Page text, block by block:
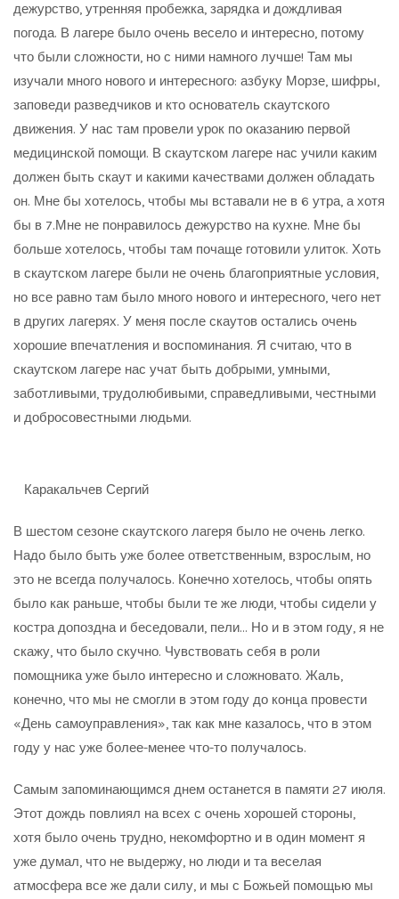
дежурство, утренняя пробежка, зарядка и дождливая
погода. В лагере было очень весело и интересно, потому
что были сложности, но с ними намного лучше! Там мы
изучали много нового и интересного: азбуку Морзе, шифры,
заповеди разведчиков и кто основатель скаутского
движения. У нас там провели урок по оказанию первой
медицинской помощи. В скаутском лагере нас учили каким
должен быть скаут и какими качествами должен обладать
он. Мне бы хотелось, чтобы мы вставали не в 6 утра, а хотя
бы в 7.Мне не понравилось дежурство на кухне. Мне бы
больше хотелось, чтобы там почаще готовили улиток. Хоть
в скаутском лагере были не очень благоприятные условия,
но все равно там было много нового и интересного, чего нет
в других лагерях. У меня после скаутов остались очень
хорошие впечатления и воспоминания. Я считаю, что в
скаутском лагере нас учат быть добрыми, умными,
заботливыми, трудолюбивыми, справедливыми, честными
и добросовестными людьми.
Каракальчев Сергий
В шестом сезоне скаутского лагеря было не очень легко.
Надо было быть уже более ответственным, взрослым, но
это не всегда получалось. Конечно хотелось, чтобы опять
было как раньше, чтобы были те же люди, чтобы сидели у
костра допоздна и беседовали, пели… Но и в этом году, я не
скажу, что было скучно. Чувствовать себя в роли
помощника уже было интересно и сложновато. Жаль,
конечно, что мы не смогли в этом году до конца провести
«День самоуправления», так как мне казалось, что в этом
году у нас уже более-менее что-то получалось.
Самым запоминающимся днем останется в памяти 27 июля.
Этот дождь повлиял на всех с очень хорошей стороны,
хотя было очень трудно, некомфортно и в один момент я
уже думал, что не выдержу, но люди и та веселая
атмосфера все же дали силу, и мы с Божьей помощью мы